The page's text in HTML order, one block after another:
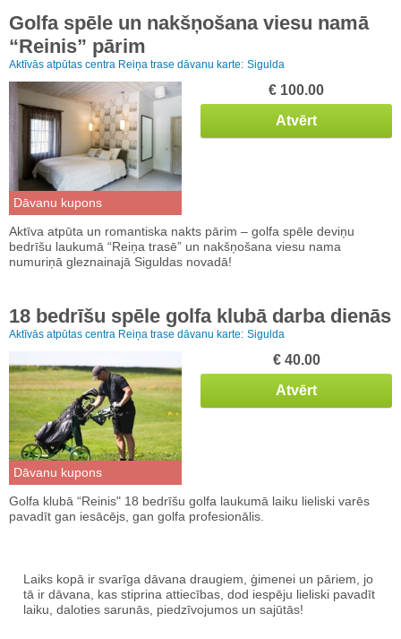
Golfa spēle un nakšņošana viesu namā
“Reinis” pārim
Aktīvās atpūtas centra Reiņa trase dāvanu karte: Sigulda
Dāvanu kupons
€ 100.00
Atvērt
Aktīva atpūta un romantiska nakts pārim – golfa spēle deviņu
bedrīšu laukumā “Reiņa trasē” un nakšņošana viesu nama
numuriņā gleznainajā Siguldas novadā!
18 bedrīšu spēle golfa klubā darba dienās
Aktīvās atpūtas centra Reiņa trase dāvanu karte: Sigulda
Dāvanu kupons
€ 40.00
Atvērt
Golfa klubā “Reinis" 18 bedrīšu golfa laukumā laiku lieliski varēs
pavadīt gan iesācējs, gan golfa profesionālis.
Laiks kopā ir svarīga dāvana draugiem, ģimenei un pāriem, jo
tā ir dāvana, kas stiprina attiecības, dod iespēju lieliski pavadīt
laiku, daloties sarunās, piedzīvojumos un sajūtās!